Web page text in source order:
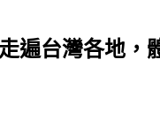
遍台灣各地，